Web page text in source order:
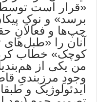
«قرار است توسط
برسد» و نوکِ
چپ‌ها و فعالانِ
آنان را «طبل‌های
کوچک» خطاب
من یکی از
وجودِ مرزبندیِ
ایدئولوژیک و